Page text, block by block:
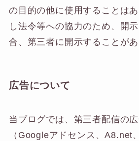
の目的の他に使用することは
し法令等への協力のため、開
合、第三者に開示することがあ
広告について
当ブログでは、第三者配信の
（Googleアドセンス、A8.net